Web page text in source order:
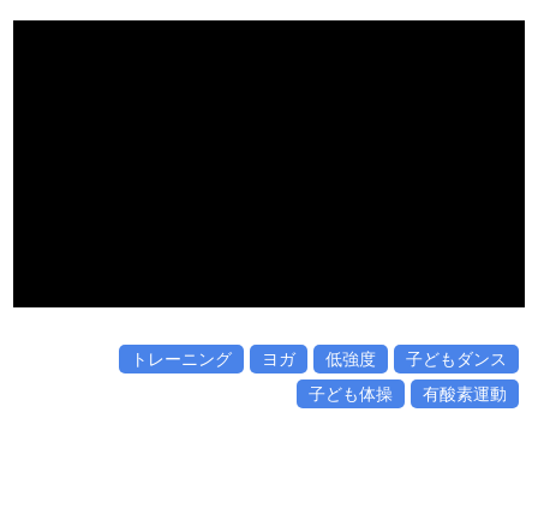
トレーニング ヨガ 低強度
子どもダンス
子ども体操
有酸素運動